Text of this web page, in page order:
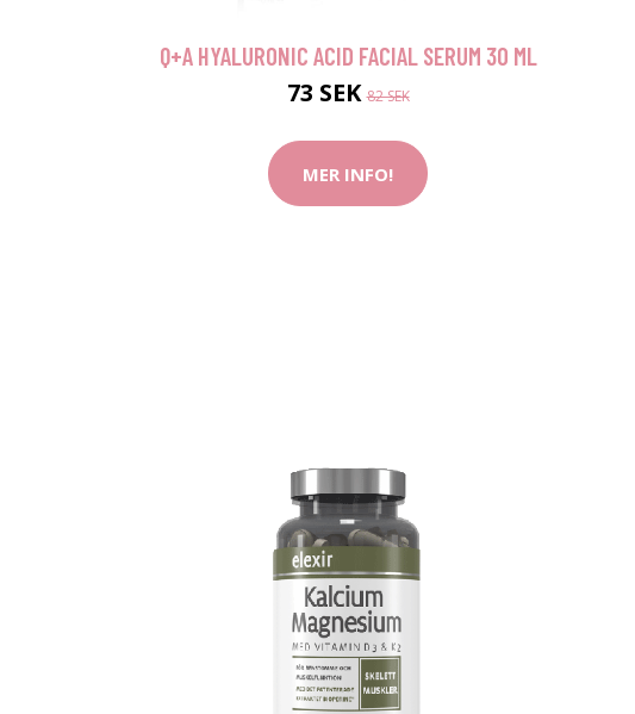
Q+A HYALURONIC ACID FACIAL SERUM 30 ML
73 SEK82 SEK
MER INFO!